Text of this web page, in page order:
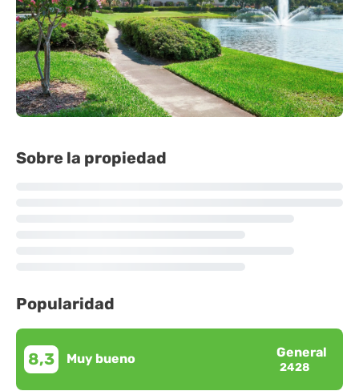
Sobre la propiedad
Popularidad
8,3 Muy bueno General
2428